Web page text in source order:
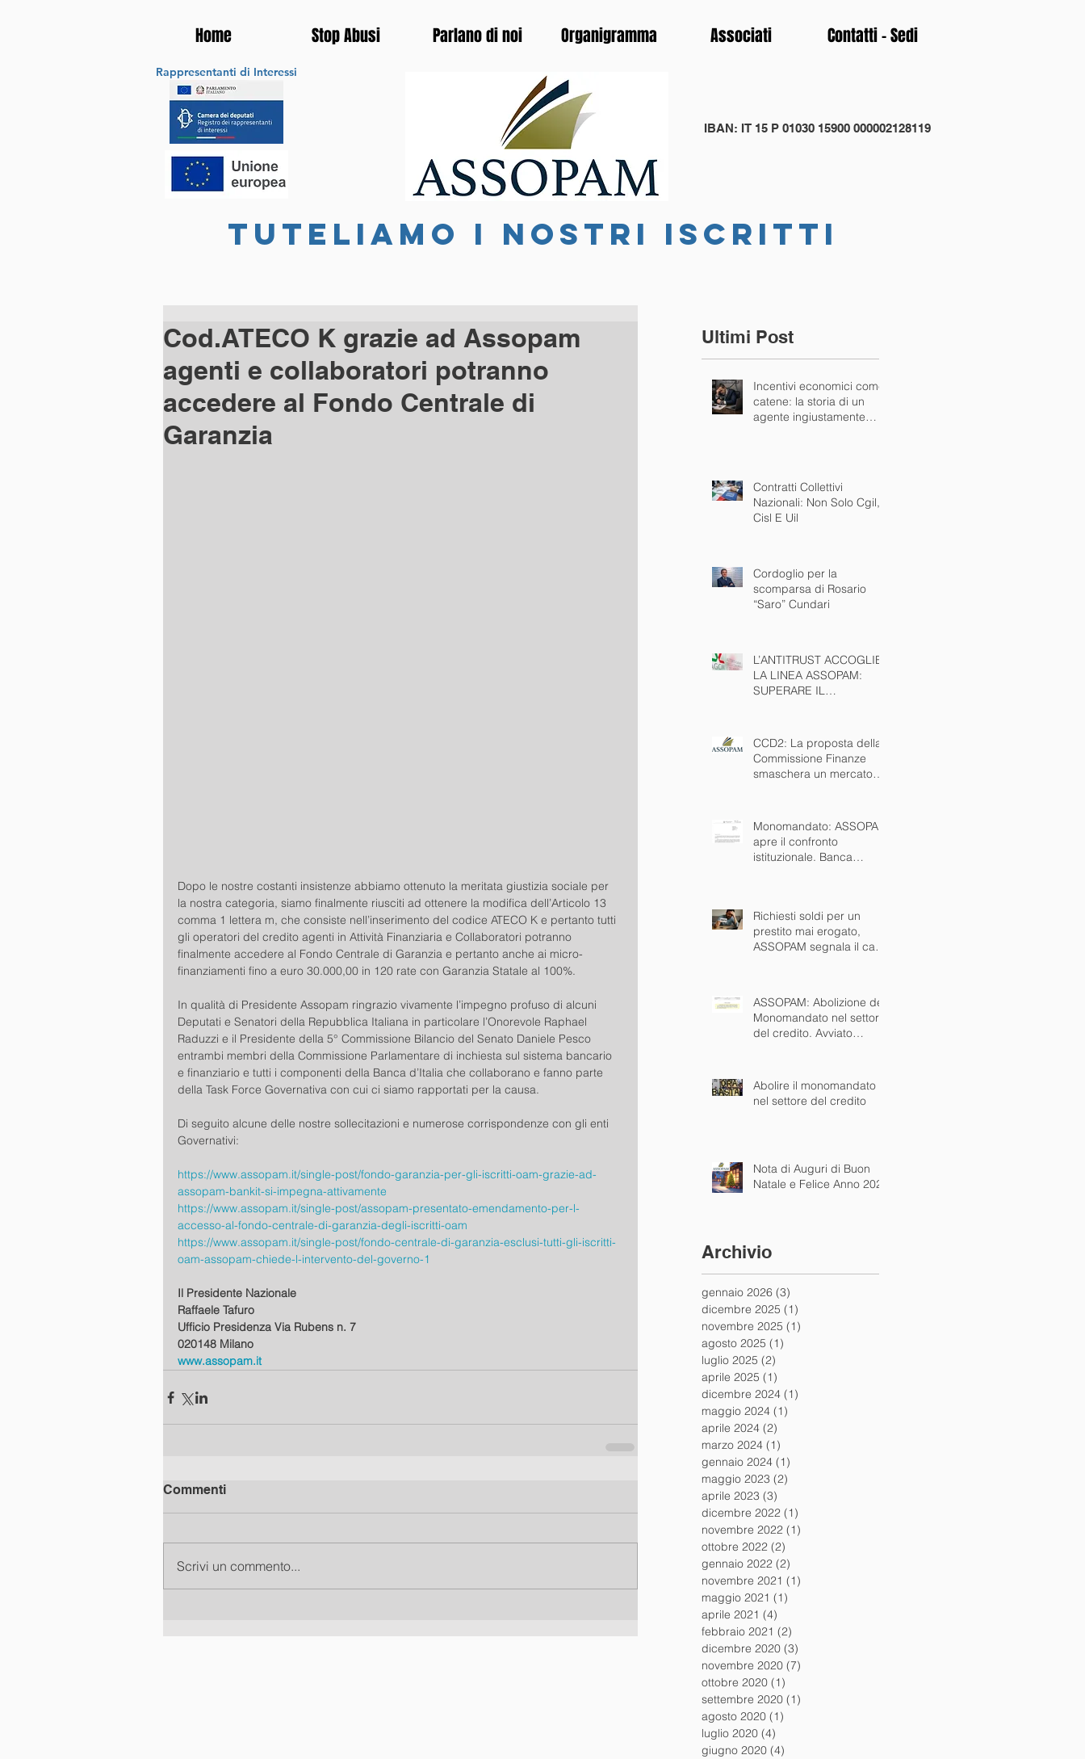
Home Stop Abusi Parlano di noi Organigramma Associati Contatti - Sedi
Rappresentanti di Interessi
IBAN: IT 15 P 01030 15900 000002128119
tuteliamo i nostri iscritti
Cod.ATECO K grazie ad Assopam
agenti e collaboratori potranno
accedere al Fondo Centrale di
Garanzia
Dopo le nostre costanti insistenze abbiamo ottenuto la meritata giustizia sociale per
la nostra categoria, siamo finalmente riusciti ad ottenere la modifica dell’Articolo 13
comma 1 lettera m, che consiste nell’inserimento del codice ATECO K e pertanto tutti
gli operatori del credito agenti in Attività Finanziaria e Collaboratori potranno
finalmente accedere al Fondo Centrale di Garanzia e pertanto anche ai micro-
finanziamenti fino a euro 30.000,00 in 120 rate con Garanzia Statale al 100%.
In qualità di Presidente Assopam ringrazio vivamente l’impegno profuso di alcuni
Deputati e Senatori della Repubblica Italiana in particolare l’Onorevole Raphael
Raduzzi e il Presidente della 5° Commissione Bilancio del Senato Daniele Pesco
entrambi membri della Commissione Parlamentare di inchiesta sul sistema bancario
e finanziario e tutti i componenti della Banca d’Italia che collaborano e fanno parte
della Task Force Governativa con cui ci siamo rapportati per la causa.
Di seguito alcune delle nostre sollecitazioni e numerose corrispondenze con gli enti
Governativi:
https://www.assopam.it/single-post/fondo-garanzia-per-gli-iscritti-oam-grazie-ad-
assopam-bankit-si-impegna-attivamente
https://www.assopam.it/single-post/assopam-presentato-emendamento-per-l-
accesso-al-fondo-centrale-di-garanzia-degli-iscritti-oam
https://www.assopam.it/single-post/fondo-centrale-di-garanzia-esclusi-tutti-gli-iscritti-
oam-assopam-chiede-l-intervento-del-governo-1
Il Presidente Nazionale
Raffaele Tafuro
Ufficio Presidenza Via Rubens n. 7
020148 Milano
www.assopam.it
Commenti
Scrivi un commento...
Ultimi Post
Incentivi economici come
catene: la storia di un
agente ingiustamente
Contratti Collettivi
Nazionali: Non Solo Cgil,
Cisl E Uil
Cordoglio per la
scomparsa di Rosario
“Saro” Cundari
L’ANTITRUST ACCOGLIE
LA LINEA ASSOPAM:
SUPERARE IL
NAZIONALE
CCD2: La proposta della
Commissione Finanze
smaschera un mercato
monomandato
Monomandato: ASSOPAM
apre il confronto
istituzionale. Banca
Richiesti soldi per un
prestito mai erogato,
ASSOPAM segnala il caso
ASSOPAM: Abolizione del
Monomandato nel settore
del credito. Avviato
europee
Abolire il monomandato
nel settore del credito
Nota di Auguri di Buon
Natale e Felice Anno 2025
Archivio
gennaio 2026 (3)
dicembre 2025 (1)
novembre 2025 (1)
agosto 2025 (1)
luglio 2025 (2)
aprile 2025 (1)
dicembre 2024 (1)
maggio 2024 (1)
aprile 2024 (2)
marzo 2024 (1)
gennaio 2024 (1)
maggio 2023 (2)
aprile 2023 (3)
dicembre 2022 (1)
novembre 2022 (1)
ottobre 2022 (2)
gennaio 2022 (2)
novembre 2021 (1)
maggio 2021 (1)
aprile 2021 (4)
febbraio 2021 (2)
dicembre 2020 (3)
novembre 2020 (7)
ottobre 2020 (1)
settembre 2020 (1)
agosto 2020 (1)
luglio 2020 (4)
giugno 2020 (4)